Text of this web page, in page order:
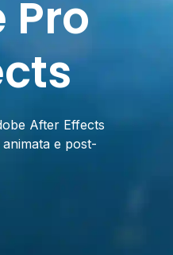
Pro
After Effects
e post-